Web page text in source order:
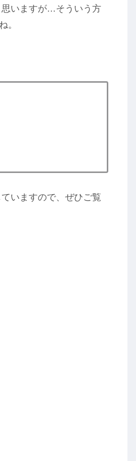
思いますが…そういう方
。
いますので、ぜひご覧